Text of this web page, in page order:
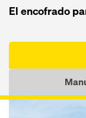
El encofrado